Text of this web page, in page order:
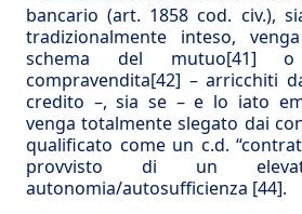
bancario (art. 1858 cod. civ.),
tradizionalmente inteso,
schema del mutuo[41] o
compravendita[42] – arricchiti
credito –, sia se – e lo iato
venga totalmente slegato dai
qualificato come un c.d.
provvisto di un
autonomia/autosufficienza [44].